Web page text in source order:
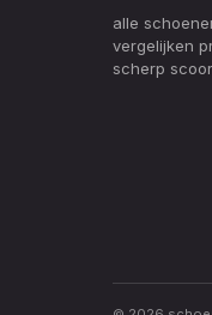
alle
vergelijken
scherp